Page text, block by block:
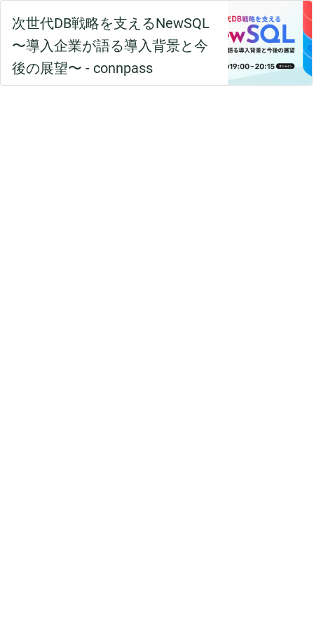
次世代DB戦略を支えるNewSQL
〜導入企業が語る導入背景と今
後の展望〜 - connpass